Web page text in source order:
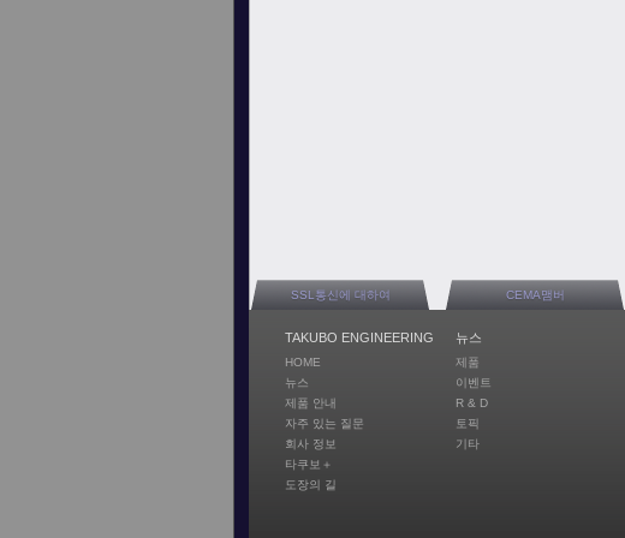
SSL통신에 대하여 CEMA맴버
TAKUBO ENGINEERING
HOME
뉴스
제품 안내
자주 있는 질문
회사 정보
타쿠보＋
도장의 길
뉴스
제품
이벤트
R & D
토픽
기타